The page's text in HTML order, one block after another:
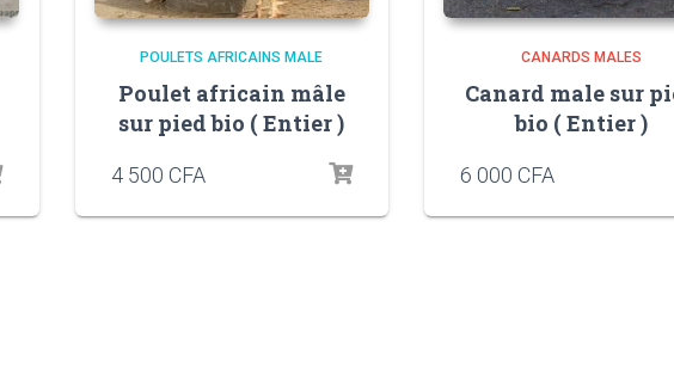
POULETS AFRICAINS MALE
Poulet africain mâle
sur pied bio ( Entier )
4 500 CFA
CANARDS MALES
Canard male sur
bio ( Entier )
6 000 CFA